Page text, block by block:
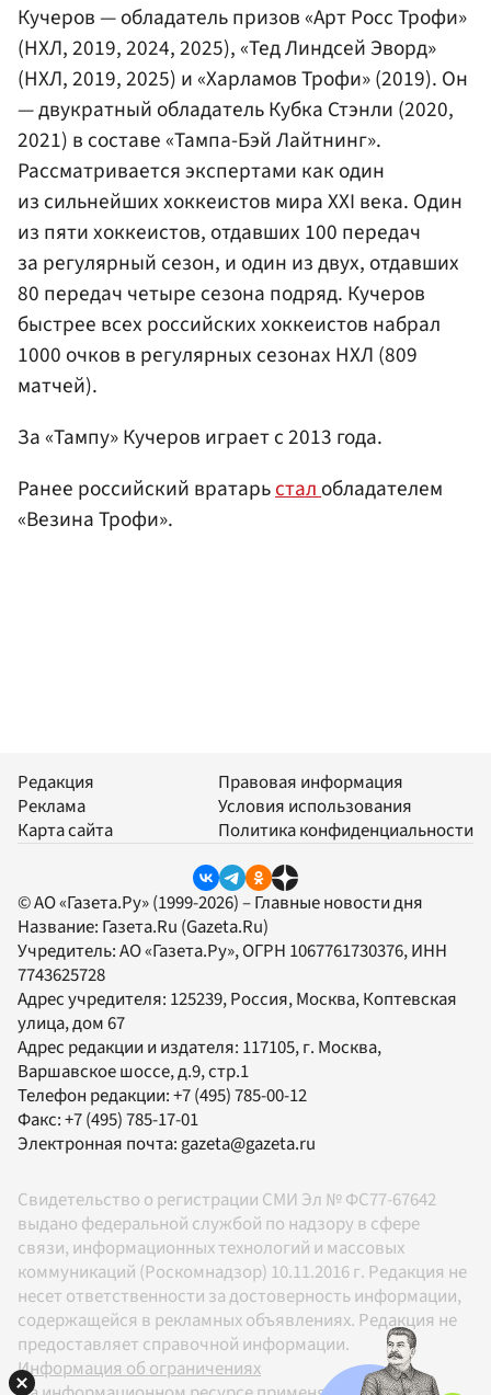
Кучеров — обладатель призов «Арт Росс Трофи»
(НХЛ, 2019, 2024, 2025), «Тед Линдсей Эворд»
(НХЛ, 2019, 2025) и «Харламов Трофи» (2019). Он
— двукратный обладатель Кубка Стэнли (2020,
2021) в составе «Тампа-Бэй Лайтнинг».
Рассматривается экспертами как один
из сильнейших хоккеистов мира XXI века. Один
из пяти хоккеистов, отдавших 100 передач
за регулярный сезон, и один из двух, отдавших
80 передач четыре сезона подряд. Кучеров
быстрее всех российских хоккеистов набрал
1000 очков в регулярных сезонах НХЛ (809
матчей).
За «Тампу» Кучеров играет с 2013 года.
Ранее российский вратарьсталобладателем
«Везина Трофи».
Редакция
Реклама
Карта сайта
Правовая информация
Условия использования
Политика конфиденциальности
© АО «Газета.Ру» (1999-2026) – Главные новости дня
Название: Газета.Ru (Gazeta.Ru)
Учредитель:АО «Газета.Ру», ОГРН 1067761730376, ИНН
7743625728
Адрес учредителя: 125239, Россия, Москва, Коптевская
улица, дом 67
Адрес редакции и издателя: 117105, г. Москва,
Варшавское шоссе, д.9, стр.1
Телефон редакции:+7 (495) 785-00-12
Факс:+7 (495) 785-17-01
Электронная почта: gazeta@gazeta.ru
Свидетельство о регистрации СМИ Эл № ФС77-67642
выдано федеральной службой по надзору в сфере
связи, информационных технологий и массовых
коммуникаций (Роскомнадзор) 10.11.2016 г. Редакция не
несет ответственности за достоверность информации,
содержащейся в рекламных объявлениях. Редакция не
предоставляет справочной информации.
Информация об ограничениях